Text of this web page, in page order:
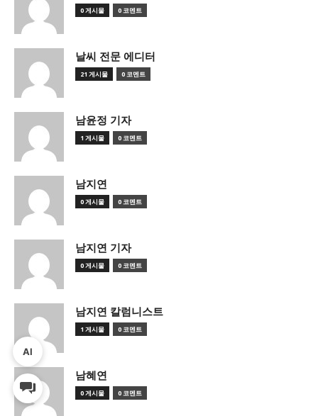
0 게시물 0 코멘트
날씨 전문 에디터
21 게시물 0 코멘트
남윤정 기자
1 게시물 0 코멘트
남지연
0 게시물 0 코멘트
남지연 기자
0 게시물 0 코멘트
남지연 칼럼니스트
1 게시물 0 코멘트
남혜연
0 게시물 0 코멘트
AI